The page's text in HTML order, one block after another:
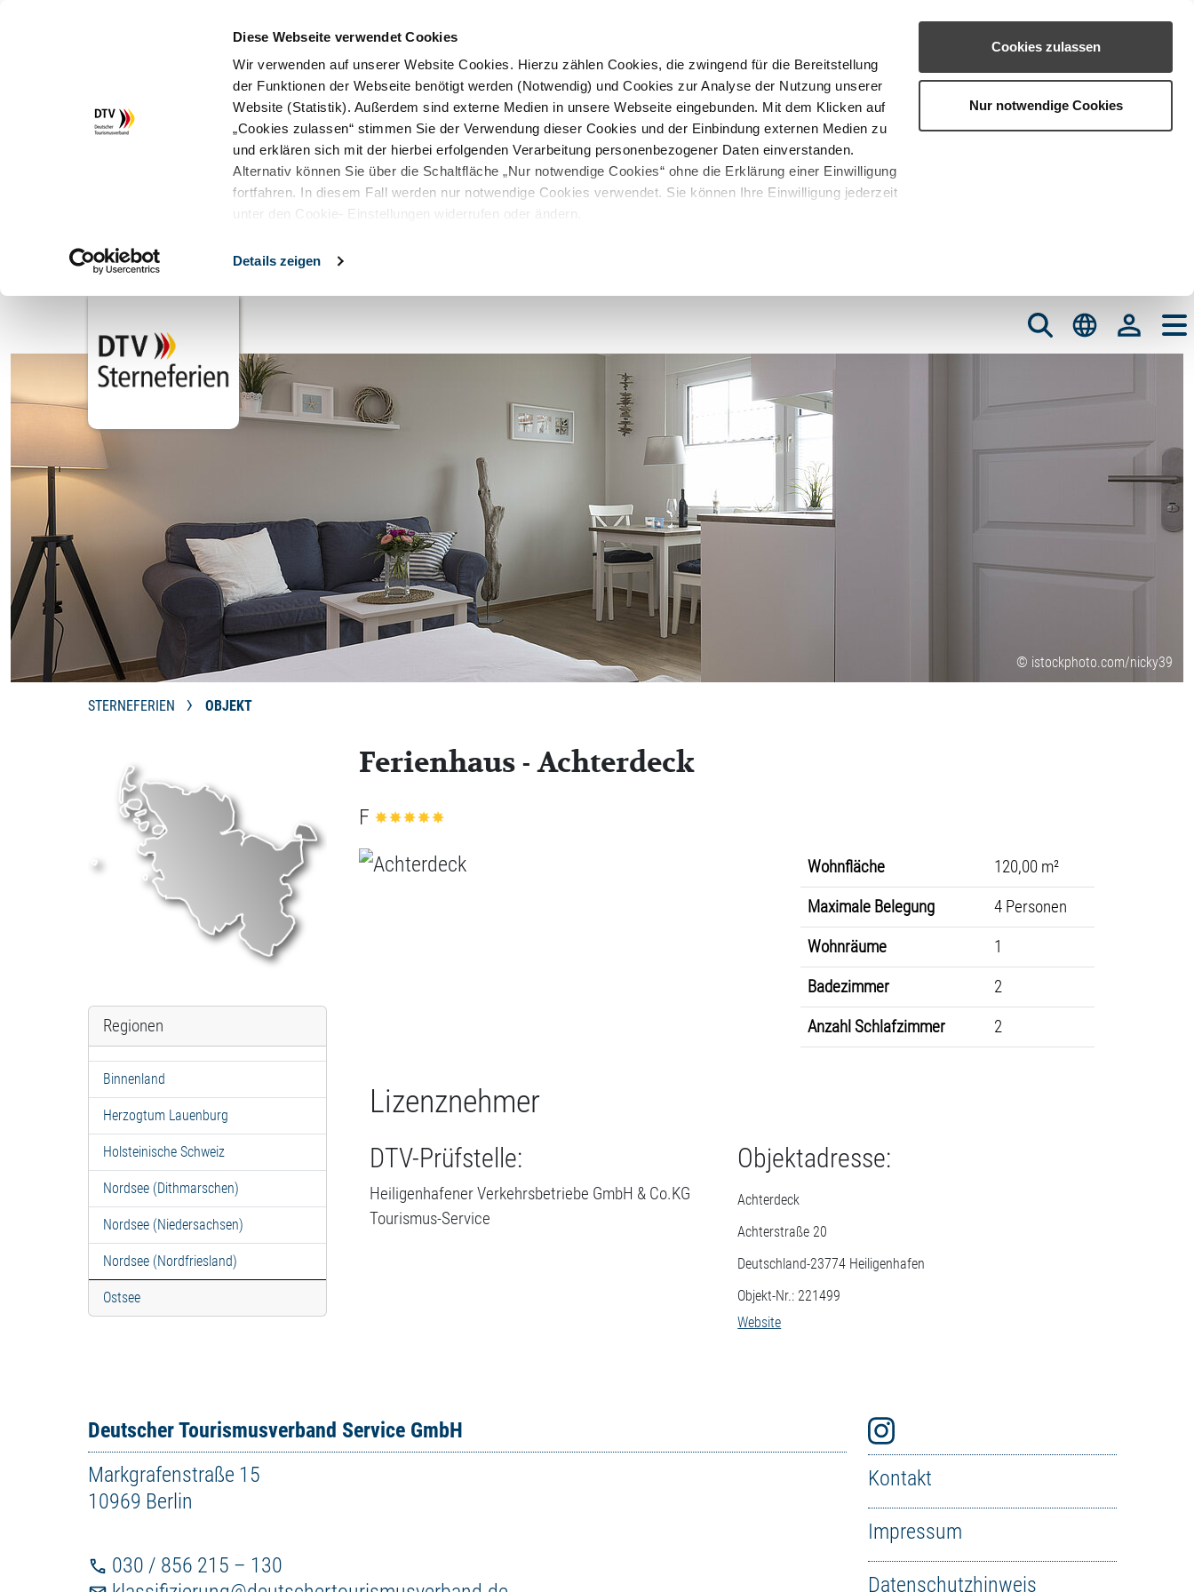
Diese Webseite verwendet Cookies
Wir verwenden auf unserer Website Cookies. Hierzu zählen Cookies, die zwingend für die Bereitstellung
der Funktionen der Webseite benötigt werden (Notwendig) und Cookies zur Analyse der Nutzung unserer
Website (Statistik). Außerdem sind externe Medien in unsere Webseite eingebunden. Mit dem Klicken auf
„Cookies zulassen“ stimmen Sie der Verwendung dieser Cookies und der Einbindung externen Medien zu
und erklären sich mit der hierbei erfolgenden Verarbeitung personenbezogener Daten einverstanden.
Alternativ können Sie über die Schaltfläche „Nur notwendige Cookies“ ohne die Erklärung einer Einwilligung
fortfahren. In diesem Fall werden nur notwendige Cookies verwendet. Sie können Ihre Einwilligung jederzeit
unter den Cookie- Einstellungen widerrufen oder ändern.
Details zeigen
Cookies zulassen
Nur notwendige Cookies
© istockphoto.com/nicky39
STERNEFERIEN OBJEKT
Regionen
Binnenland
Herzogtum Lauenburg
Holsteinische Schweiz
Nordsee (Dithmarschen)
Nordsee (Niedersachsen)
Nordsee (Nordfriesland)
Ostsee
Ferienhaus - Achterdeck
F
Wohnfläche
120,00 m²
Maximale Belegung
4 Personen
Wohnräume
1
Badezimmer
2
Anzahl Schlafzimmer
2
Lizenznehmer
DTV-Prüfstelle:
Heiligenhafener Verkehrsbetriebe GmbH & Co.KG
Tourismus-Service
Objektadresse:
Achterdeck
Achterstraße 20
Deutschland-23774 Heiligenhafen
Objekt-Nr.: 221499
Website
Deutscher Tourismusverband Service GmbH
Markgrafenstraße 15
10969 Berlin
030 / 856 215 – 130
Kontakt
Impressum
Datenschutzhinweis